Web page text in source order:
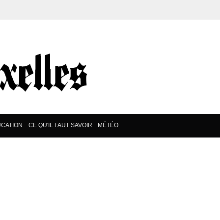
CE QU'IL FAUT SAVOIR MÉTÉO